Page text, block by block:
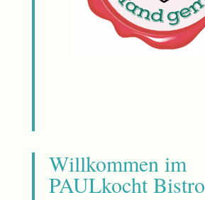
Willkommen im
PAULkocht Bistro